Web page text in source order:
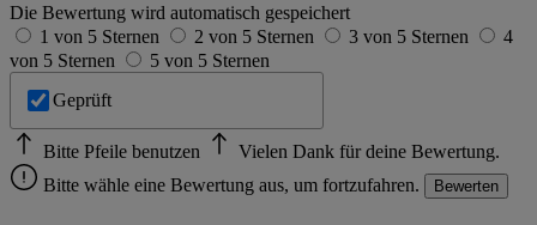
Die Bewertung wird automatisch gespeichert
1 von 5 Sternen
2 von 5 Sternen 3 von 5 Sternen
4
von 5 Sternen
5 von 5 Sternen
Geprüft
Bitte Pfeile benutzen
Vielen Dank für deine Bewertung.
Bitte wähle eine Bewertung aus, um fortzufahren.
Bewerten